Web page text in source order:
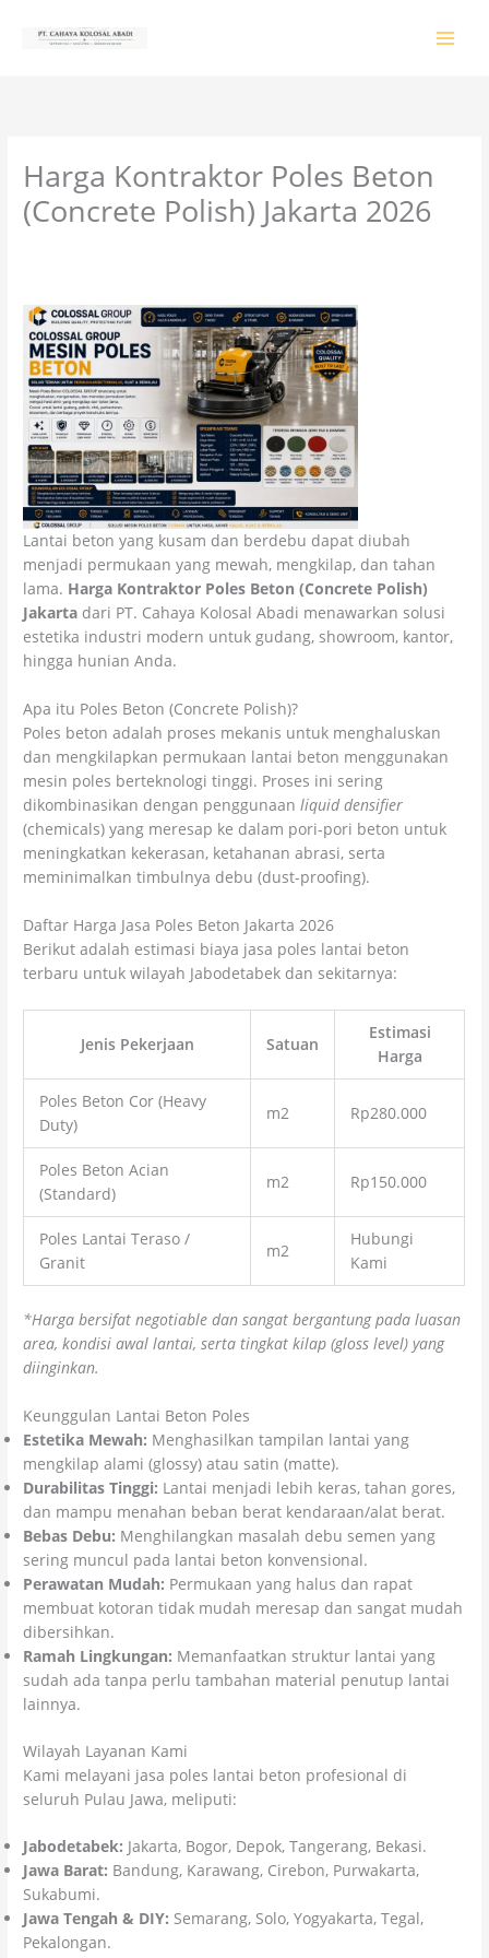
Harga Kontraktor Poles Beton
(Concrete Polish) Jakarta 2026
Lantai beton yang kusam dan berdebu dapat diubah
menjadi permukaan yang mewah, mengkilap, dan tahan
lama. Harga Kontraktor Poles Beton (Concrete Polish)
Jakarta dari PT. Cahaya Kolosal Abadi menawarkan solusi
estetika industri modern untuk gudang, showroom, kantor,
hingga hunian Anda.
Apa itu Poles Beton (Concrete Polish)?
Poles beton adalah proses mekanis untuk menghaluskan
dan mengkilapkan permukaan lantai beton menggunakan
mesin poles berteknologi tinggi. Proses ini sering
dikombinasikan dengan penggunaanliquid densifier
(chemicals) yang meresap ke dalam pori-pori beton untuk
meningkatkan kekerasan, ketahanan abrasi, serta
meminimalkan timbulnya debu (dust-proofing).
Daftar Harga Jasa Poles Beton Jakarta 2026
Berikut adalah estimasi biaya jasa poles lantai beton
terbaru untuk wilayah Jabodetabek dan sekitarnya:
Jenis Pekerjaan Satuan
Estimasi
Harga
Poles Beton Cor (Heavy
Duty)
m2 Rp280.000
Poles Beton Acian
(Standard)
m2 Rp150.000
Poles Lantai Teraso /
Granit
m2
Hubungi
Kami
*Harga bersifat negotiable dan sangat bergantung pada luasan
area, kondisi awal lantai, serta tingkat kilap (gloss level) yang
diinginkan.
Keunggulan Lantai Beton Poles
Estetika Mewah: Menghasilkan tampilan lantai yang
mengkilap alami (glossy) atau satin (matte).
Durabilitas Tinggi: Lantai menjadi lebih keras, tahan gores,
dan mampu menahan beban berat kendaraan/alat berat.
Bebas Debu: Menghilangkan masalah debu semen yang
sering muncul pada lantai beton konvensional.
Perawatan Mudah: Permukaan yang halus dan rapat
membuat kotoran tidak mudah meresap dan sangat mudah
dibersihkan.
Ramah Lingkungan: Memanfaatkan struktur lantai yang
sudah ada tanpa perlu tambahan material penutup lantai
lainnya.
Wilayah Layanan Kami
Kami melayani jasa poles lantai beton profesional di
seluruh Pulau Jawa, meliputi:
Jabodetabek: Jakarta, Bogor, Depok, Tangerang, Bekasi.
Jawa Barat: Bandung, Karawang, Cirebon, Purwakarta,
Sukabumi.
Jawa Tengah & DIY: Semarang, Solo, Yogyakarta, Tegal,
Pekalongan.